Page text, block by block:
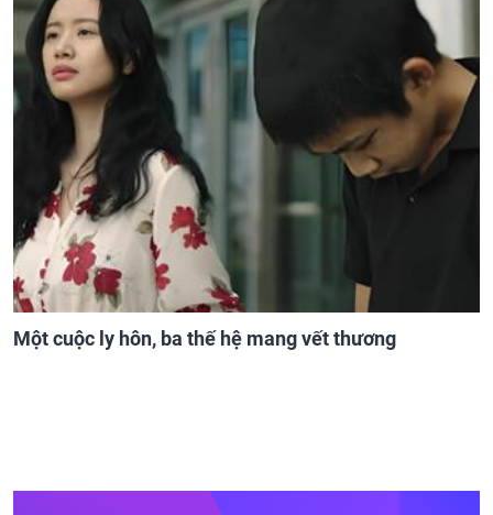
Một cuộc ly hôn, ba thế hệ mang vết thương